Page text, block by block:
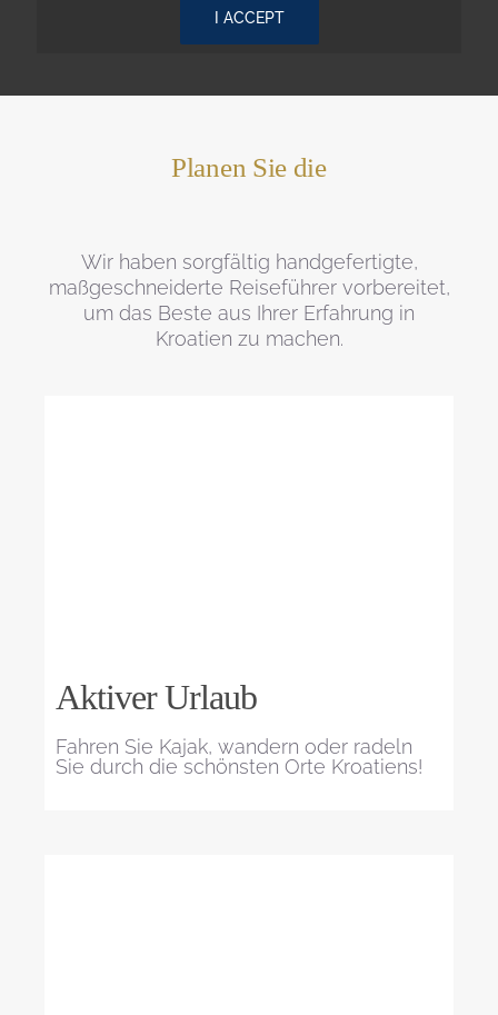
I ACCEPT
Planen Sie die
Wir haben sorgfältig handgefertigte,
maßgeschneiderte Reiseführer vorbereitet,
um das Beste aus Ihrer Erfahrung in
Kroatien zu machen.
Aktiver Urlaub
Fahren Sie Kajak, wandern oder radeln
Sie durch die schönsten Orte Kroatiens!